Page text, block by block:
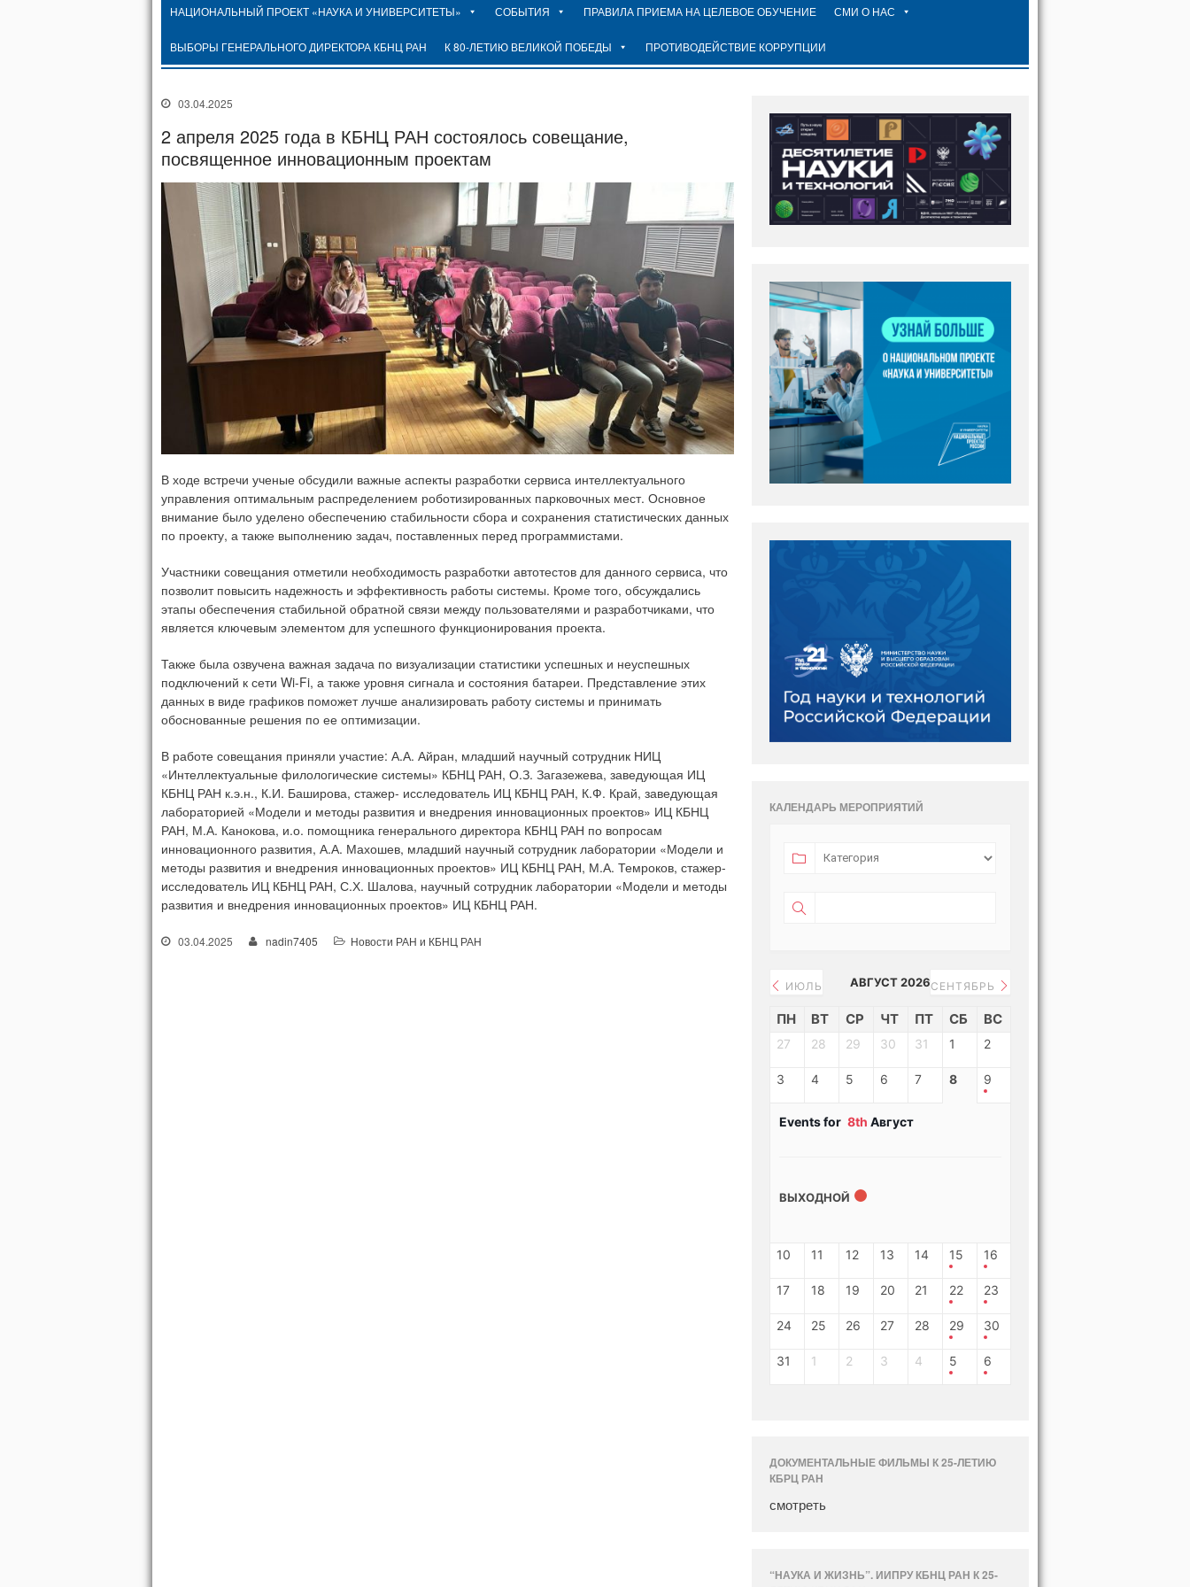
НАЦИОНАЛЬНЫЙ ПРОЕКТ «НАУКА И УНИВЕРСИТЕТЫ» СОБЫТИЯ ПРАВИЛА ПРИЕМА НА ЦЕЛЕВОЕ ОБУЧЕНИЕ СМИ О НАС
ВЫБОРЫ ГЕНЕРАЛЬНОГО ДИРЕКТОРА КБНЦ РАН К 80-ЛЕТИЮ ВЕЛИКОЙ ПОБЕДЫ ПРОТИВОДЕЙСТВИЕ КОРРУПЦИИ
03.04.2025
2 апреля 2025 года в КБНЦ РАН состоялось совещание,
посвященное инновационным проектам
В ходе встречи ученые обсудили важные аспекты разработки сервиса интеллектуального
управления оптимальным распределением роботизированных парковочных мест. Основное
внимание было уделено обеспечению стабильности сбора и сохранения статистических данных
по проекту, а также выполнению задач, поставленных перед программистами.
Участники совещания отметили необходимость разработки автотестов для данного сервиса, что
позволит повысить надежность и эффективность работы системы. Кроме того, обсуждались
этапы обеспечения стабильной обратной связи между пользователями и разработчиками, что
является ключевым элементом для успешного функционирования проекта.
Также была озвучена важная задача по визуализации статистики успешных и неуспешных
подключений к сети Wi-Fi, а также уровня сигнала и состояния батареи. Представление этих
данных в виде графиков поможет лучше анализировать работу системы и принимать
обоснованные решения по ее оптимизации.
В работе совещания приняли участие: А.А. Айран, младший научный сотрудник НИЦ
«Интеллектуальные филологические системы» КБНЦ РАН, О.З. Загазежева, заведующая ИЦ
КБНЦ РАН к.э.н., К.И. Баширова, стажер- исследователь ИЦ КБНЦ РАН, К.Ф. Край, заведующая
лабораторией «Модели и методы развития и внедрения инновационных проектов» ИЦ КБНЦ
РАН, М.А. Канокова, и.о. помощника генерального директора КБНЦ РАН по вопросам
инновационного развития, А.А. Махошев, младший научный сотрудник лаборатории «Модели и
методы развития и внедрения инновационных проектов» ИЦ КБНЦ РАН, М.А. Темроков, стажер-
исследователь ИЦ КБНЦ РАН, С.Х. Шалова, научный сотрудник лаборатории «Модели и методы
развития и внедрения инновационных проектов» ИЦ КБНЦ РАН.
03.04.2025 nadin7405 Новости РАН и КБНЦ РАН
КАЛЕНДАРЬ МЕРОПРИЯТИЙ
ИЮЛЬ АВГУСТ 2026СЕНТЯБРЬ
ПН ВТ СР ЧТ ПТ СБ ВС
27 28 29 30 31 1 2
3 4 5 6 7 8 9
Events for 8th Август
ВЫХОДНОЙ
10 11 12 13 14 15 16
17 18 19 20 21 22 23
24 25 26 27 28 29 30
31 1 2 3 4 5 6
ДОКУМЕНТАЛЬНЫЕ ФИЛЬМЫ К 25-ЛЕТИЮ
КБРЦ РАН
смотреть
“НАУКА И ЖИЗНЬ”. ИИПРУ КБНЦ РАН К 25-